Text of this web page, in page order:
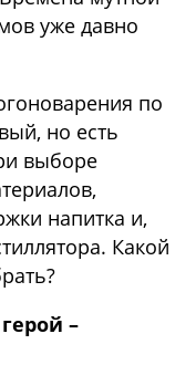
уже давно
по
но есть
выборе
напитка и,
Какой
–